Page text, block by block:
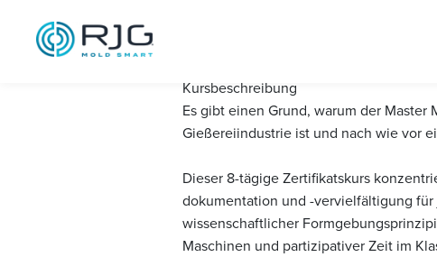
Master
Kursbeschreibung
Es gibt einen Grund, warum der
Gießereiindustrie ist und nach wie vor
Dieser 8-tägige Zertifikatskurs
dokumentation und -vervielfältigung
wissenschaftlicher
Maschinen und partizipativer Zeit im